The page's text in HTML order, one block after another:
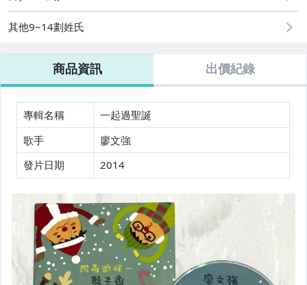
其他9~14劃姓氏
商品資訊 出價紀錄
專輯名稱
一起過聖誕
歌手
廖文強
發片日期
2014